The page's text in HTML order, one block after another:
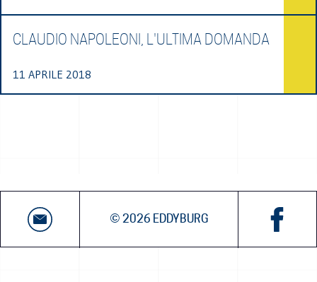
CLAUDIO NAPOLEONI, L'ULTIMA DOMANDA
11 APRILE 2018
© 2026 EDDYBURG